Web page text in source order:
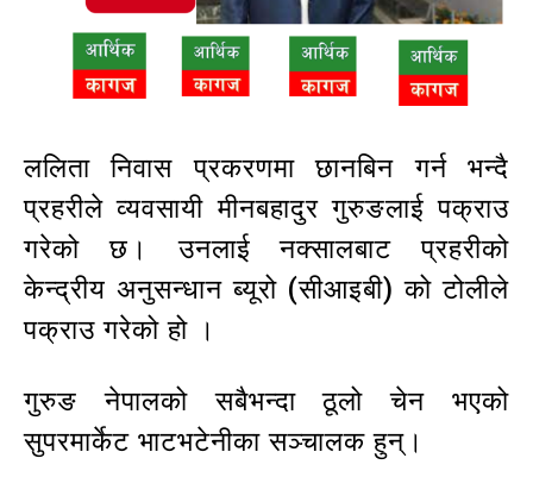
ललिता निवास प्रकरणमा छानबिन गर्न भन्दै
प्रहरीले व्यवसायी मीनबहादुर गुरुङलाई पक्राउ
गरेको छ। उनलाई नक्सालबाट प्रहरीको
केन्द्रीय अनुसन्धान ब्यूरो (सीआइबी) को टोलीले
पक्राउ गरेको हो ।
गुरुङ नेपालको सबैभन्दा ठूलो चेन भएको
सुपरमार्केट भाटभटेनीका सञ्चालक हुन्।